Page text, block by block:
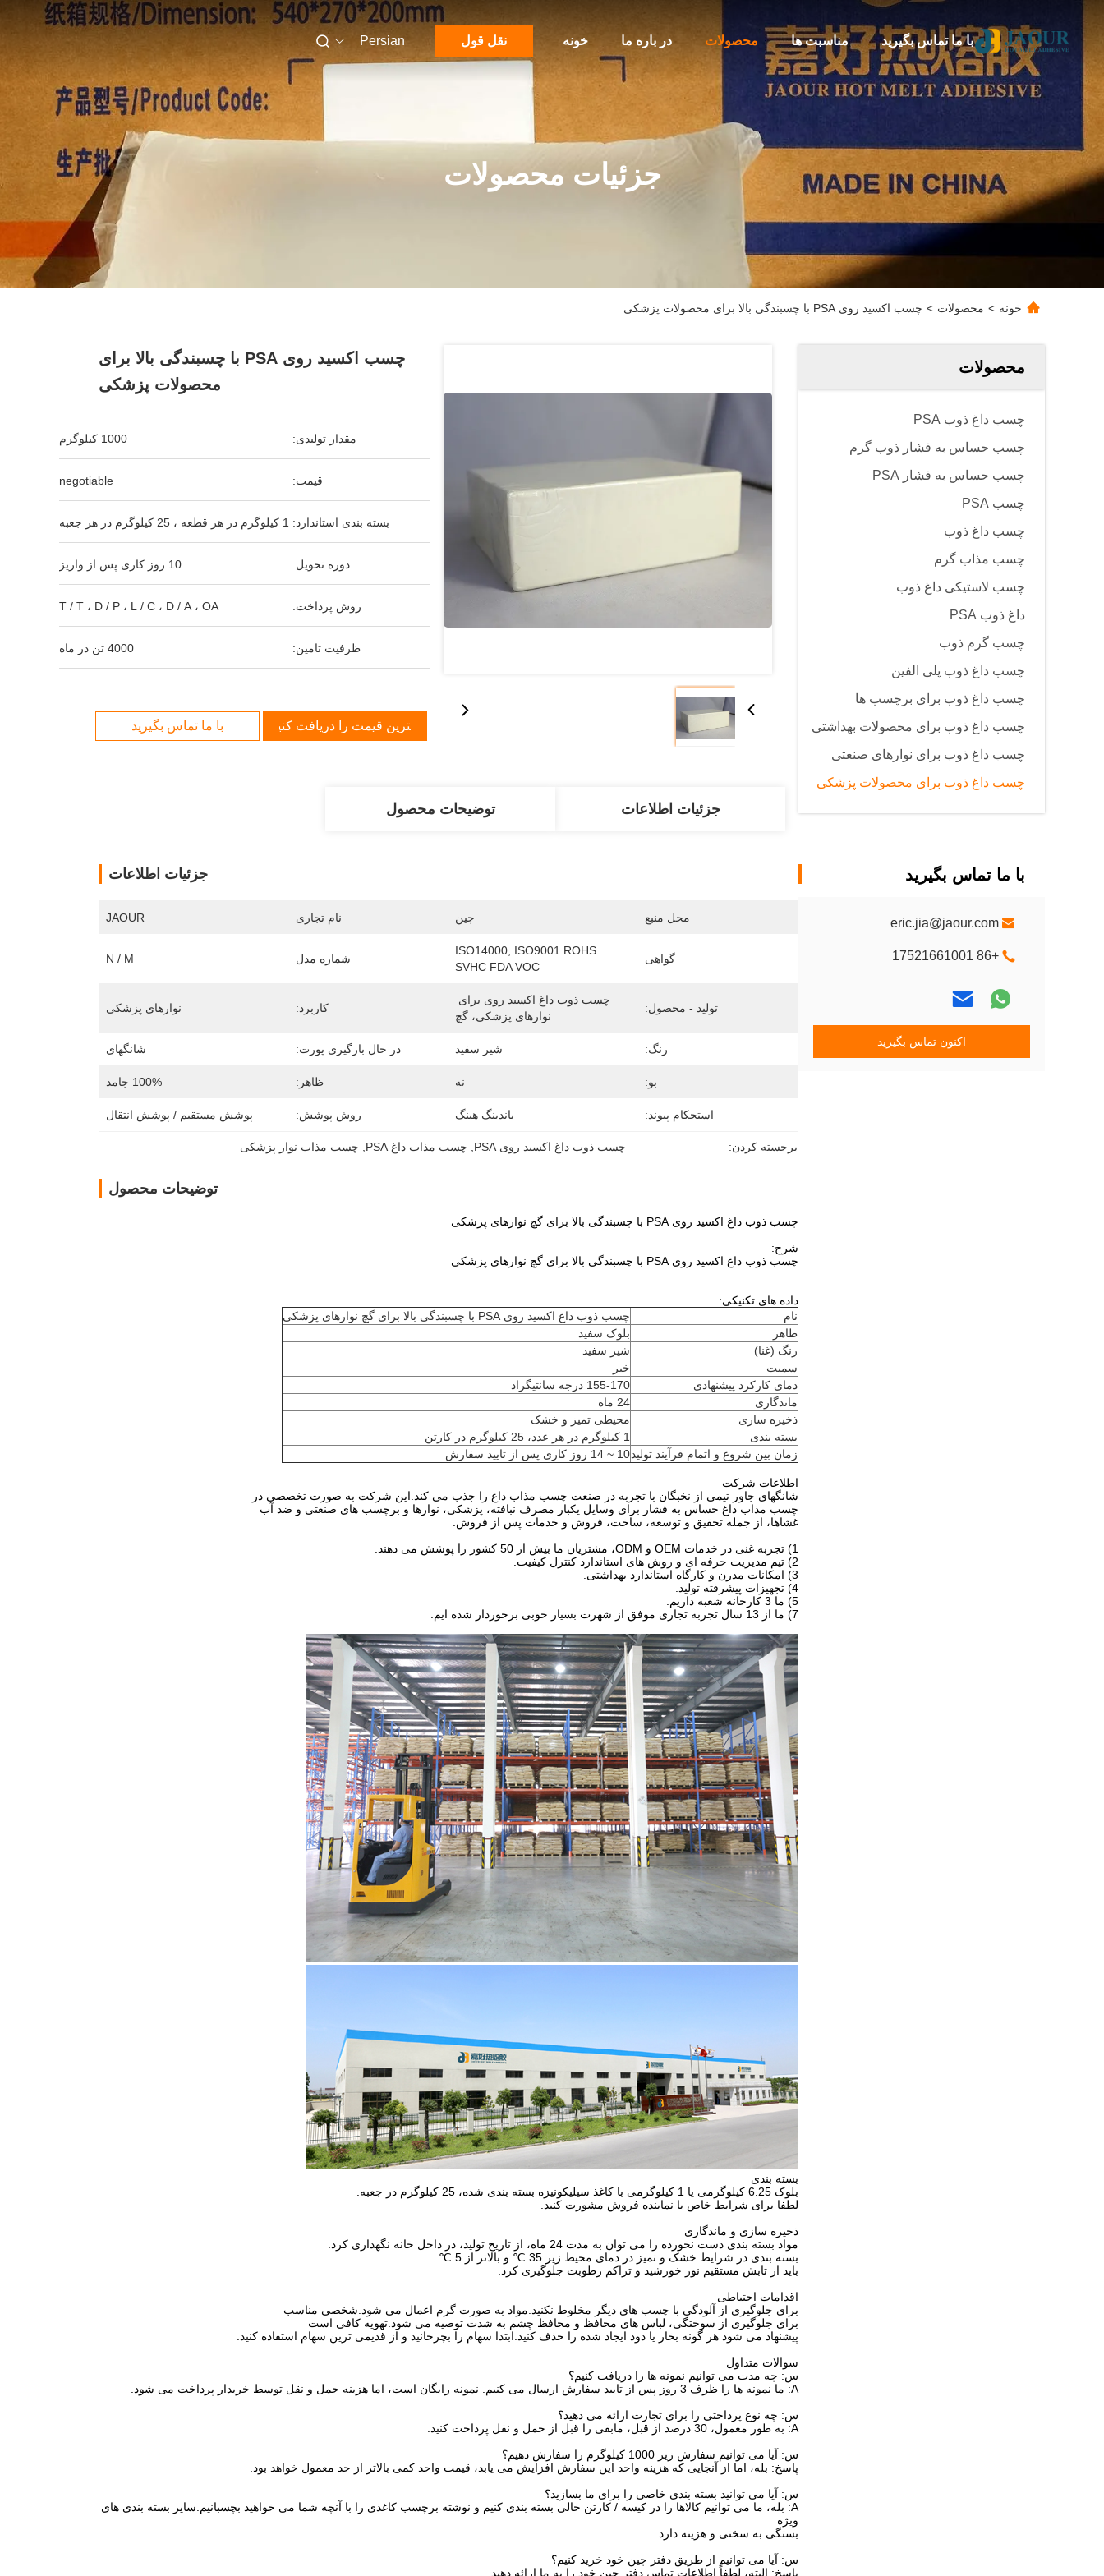
خونه در باره ما محصولات مناسبت ها با ما تماس بگیرید نقل قول Persian
جزئیات محصولات
خونه > محصولات > چسب اکسید روی PSA با چسبندگی بالا برای محصولات پزشکی
محصولات
چسب داغ ذوب PSA
چسب حساس به فشار ذوب گرم
چسب حساس به فشار PSA
چسب PSA
چسب داغ ذوب
چسب مذاب گرم
چسب لاستیکی داغ ذوب
داغ ذوب PSA
چسب گرم ذوب
چسب داغ ذوب پلی الفین
چسب داغ ذوب برای برچسب ها
چسب داغ ذوب برای محصولات بهداشتی
چسب داغ ذوب برای نوارهای صنعتی
چسب داغ ذوب برای محصولات پزشکی
با ما تماس بگیرید
eric.jia@jaour.com
+86 17521661001
اکنون تماس بگیرید
چسب اکسید روی PSA با چسبندگی بالا برای
محصولات پزشکی
مقدار تولیدی: 1000 کیلوگرم
قیمت: negotiable
بسته بندی استاندارد: 1 کیلوگرم در هر قطعه ، 25 کیلوگرم در هر جعبه
دوره تحویل: 10 روز کاری پس از واریز
روش پرداخت: T / T ، D / P ، L / C ، D / A ، OA
ظرفیت تامین: 4000 تن در ماه
بهترین قیمت را دریافت کنید با ما تماس بگیرید
جزئیات اطلاعات توضیحات محصول
جزئیات اطلاعات
محل منبع چین نام تجاری JAOUR
گواهی
ISO14000, ISO9001 ROHS
SVHC FDA VOC
شماره مدل N / M
تولید - محصول:
نوارهای پزشکی، گچ
کاربرد: نوارهای پزشکی
رنگ: شیر سفید در حال بارگیری پورت: شانگهای
بو: نه ظاهر: 100% جامد
استحکام پیوند: باندینگ هینگ روش پوشش: پوشش مستقیم / پوشش انتقال
برجسته کردن: چسب ذوب داغ اکسید روی PSA چسب مذاب داغ PSA چسب مذاب نوار پزشکی
توضیحات محصول
چسب ذوب داغ اکسید روی PSA با چسبندگی بالا برای گچ نوارهای پزشکی
شرح:
چسب ذوب داغ اکسید روی PSA با چسبندگی بالا برای گچ نوارهای پزشکی
داده های تکنیکی:
نام
چسب ذوب داغ اکسید روی PSA با چسبندگی بالا برای گچ نوارهای پزشکی
ظاهر
بلوک سفید
رنگ (غنا)
شیر سفید
سمیت
خیر
دمای کارکرد پیشنهادی
155-170 درجه سانتیگراد
ماندگاری
24 ماه
ذخیره سازی
محیطی تمیز و خشک
بسته بندی
1 کیلوگرم در هر عدد، 25 کیلوگرم در کارتن
زمان بین شروع و اتمام فرآیند تولید10 ~ 14 روز کاری پس از تایید سفارش
اطلاعات شرکت
شانگهای جاور تیمی از نخبگان با تجربه در صنعت چسب مذاب داغ را جذب می کند.این شرکت به صورت تخصصی در
چسب مذاب داغ حساس به فشار برای وسایل یکبار مصرف نبافته، پزشکی، نوارها و برچسب های صنعتی و ضد آب
غشاها، از جمله تحقیق و توسعه، ساخت، فروش و خدمات پس از فروش.
1) تجربه غنی در خدمات OEM و ODM، مشتریان ما بیش از 50 کشور را پوشش می دهند.
2) تیم مدیریت حرفه ای و روش های استاندارد کنترل کیفیت.
3) امکانات مدرن و کارگاه استاندارد بهداشتی.
4) تجهیزات پیشرفته تولید.
5) ما 3 کارخانه شعبه داریم.
7) ما از 13 سال تجربه تجاری موفق از شهرت بسیار خوبی برخوردار شده ایم.
بسته بندی
بلوک 6.25 کیلوگرمی یا 1 کیلوگرمی با کاغذ سیلیکونیزه بسته بندی شده، 25 کیلوگرم در جعبه.
لطفا برای شرایط خاص با نماینده فروش مشورت کنید.
ذخیره سازی و ماندگاری
مواد بسته بندی دست نخورده را می توان به مدت 24 ماه، از تاریخ تولید، در داخل خانه نگهداری کرد.
بسته بندی در شرایط خشک و تمیز در دمای محیط زیر 35 ℃ و بالاتر از 5 ℃.
باید از تابش مستقیم نور خورشید و تراکم رطوبت جلوگیری کرد.
اقدامات احتیاطی
برای جلوگیری از آلودگی با چسب های دیگر مخلوط نکنید.مواد به صورت گرم اعمال می شود.شخصی مناسب
برای جلوگیری از سوختگی، لباس های محافظ و محافظ چشم به شدت توصیه می شود.تهویه کافی است
پیشنهاد می شود هر گونه بخار یا دود ایجاد شده را حذف کنید.ابتدا سهام را بچرخانید و از قدیمی ترین سهام استفاده کنید.
سوالات متداول
س: چه مدت می توانیم نمونه ها را دریافت کنیم؟
A: ما نمونه ها را ظرف 3 روز پس از تایید سفارش ارسال می کنیم. نمونه رایگان است، اما هزینه حمل و نقل توسط خریدار پرداخت می شود.
س: چه نوع پرداختی را برای تجارت ارائه می دهید؟
A: به طور معمول، 30 درصد از قبل، مابقی را قبل از حمل و نقل پرداخت کنید.
س: آیا می توانیم سفارش زیر 1000 کیلوگرم را سفارش دهیم؟
پاسخ: بله، اما از آنجایی که هزینه واحد این سفارش افزایش می یابد، قیمت واحد کمی بالاتر از حد معمول خواهد بود.
س: آیا می توانید بسته بندی خاصی را برای ما بسازید؟
A: بله، ما می توانیم کالاها را در کیسه / کارتن خالی بسته بندی کنیم و نوشته برچسب کاغذی را با آنچه شما می خواهید بچسبانیم.سایر بسته بندی های
ویژه
بستگی به سختی و هزینه دارد
س: آیا می توانیم از طریق دفتر چین خود خرید کنیم؟
پاسخ: البته، لطفاً اطلاعات تماس دفتر چین خود را به ما ارائه دهید.